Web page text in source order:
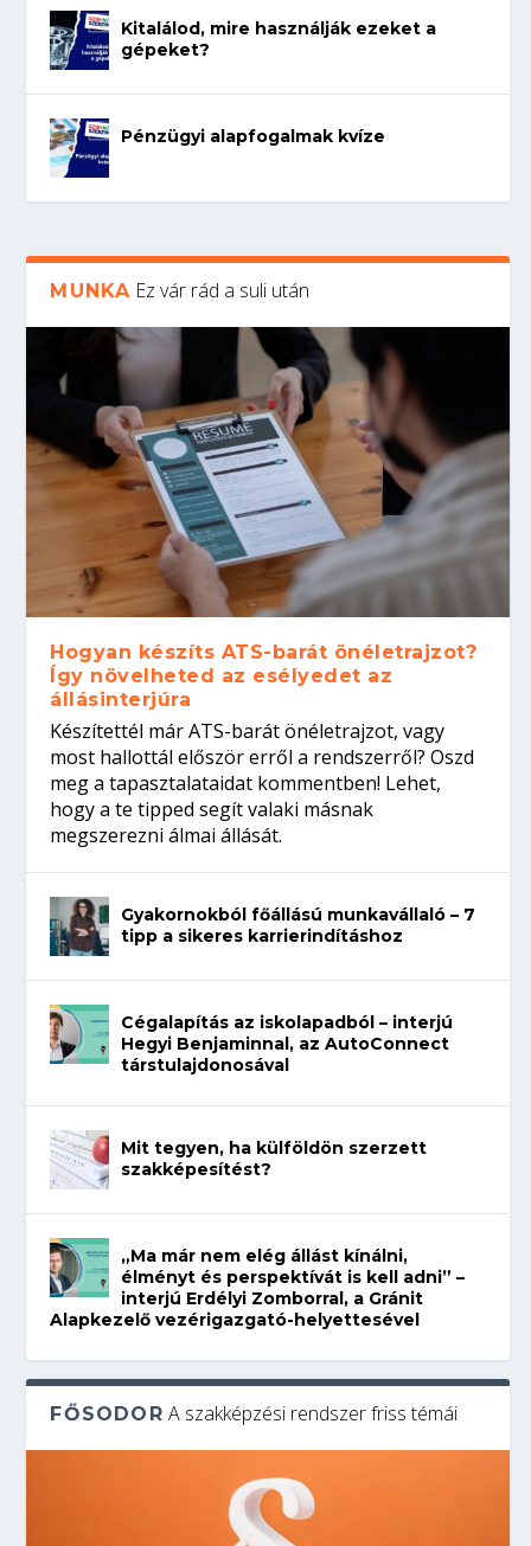
Kitalálod, mire használják ezeket a
gépeket?
Pénzügyi alapfogalmak kvíze
MUNKA Ez vár rád a suli után
Hogyan készíts ATS-barát önéletrajzot?
Így növelheted az esélyedet az
állásinterjúra
Készítettél már ATS-barát önéletrajzot, vagy
most hallottál először erről a rendszerről? Oszd
meg a tapasztalataidat kommentben! Lehet,
hogy a te tipped segít valaki másnak
megszerezni álmai állását.
Gyakornokból főállású munkavállaló – 7
tipp a sikeres karrierindításhoz
Cégalapítás az iskolapadból – interjú
Hegyi Benjaminnal, az AutoConnect
társtulajdonosával
Mit tegyen, ha külföldön szerzett
szakképesítést?
„Ma már nem elég állást kínálni,
élményt és perspektívát is kell adni” –
interjú Erdélyi Zomborral, a Gránit
Alapkezelő vezérigazgató-helyettesével
FŐSODOR A szakképzési rendszer friss témái